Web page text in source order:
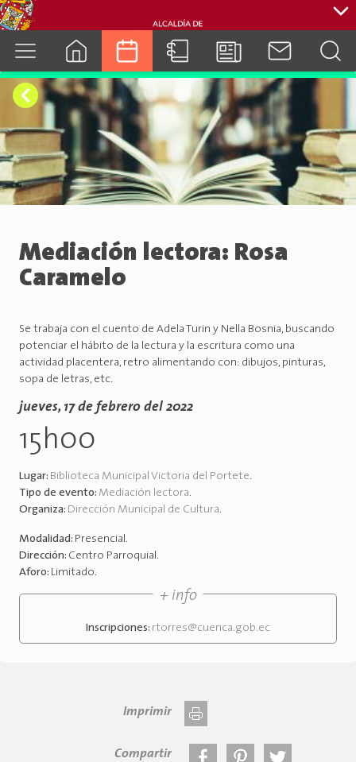
cuenca.gob.ec
Mediación lectora: Rosa
Caramelo
Se trabaja con el cuento de Adela Turin y Nella Bosnia, buscando
potenciar el hábito de la lectura y la escritura como una
actividad placentera, retro alimentando con: dibujos, pinturas,
sopa de letras, etc.
jueves, 17 de febrero del 2022
15h00
Lugar: Biblioteca Municipal Victoria del Portete.
Tipo de evento: Mediación lectora.
Organiza: Dirección Municipal de Cultura.
Modalidad: Presencial.
Dirección: Centro Parroquial.
Aforo: Limitado.
+ info
Inscripciones: rtorres@cuenca.gob.ec
Imprimir
Compartir